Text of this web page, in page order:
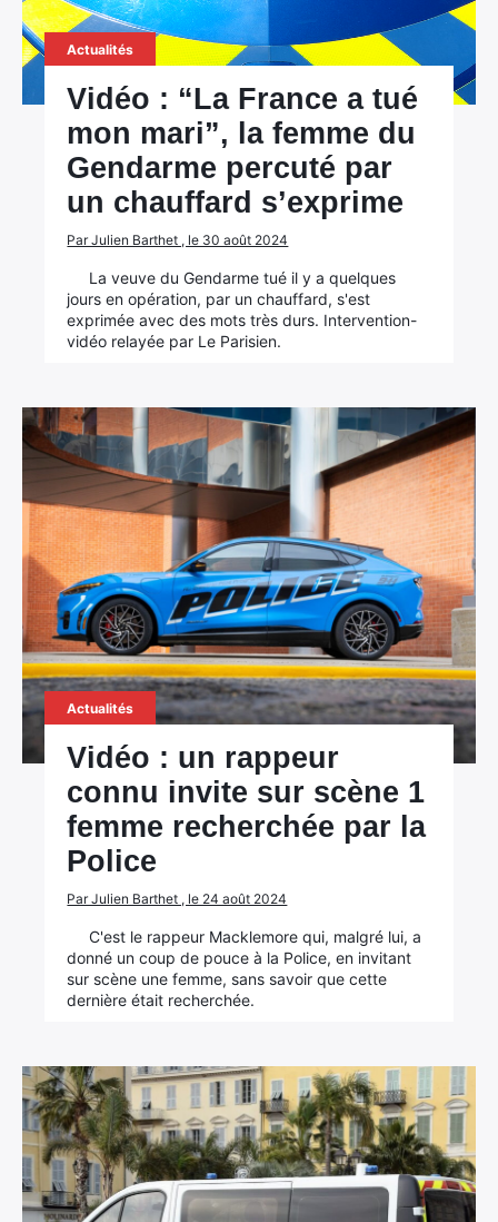
Actualités
Vidéo : “La France a tué
mon mari”, la femme du
Gendarme percuté par
un chauffard s’exprime
Par Julien Barthet , le 30 août 2024
La veuve du Gendarme tué il y a quelques
jours en opération, par un chauffard, s'est
exprimée avec des mots très durs. Intervention-
vidéo relayée par Le Parisien.
Actualités
Vidéo : un rappeur
connu invite sur scène 1
femme recherchée par la
Police
Par Julien Barthet , le 24 août 2024
C'est le rappeur Macklemore qui, malgré lui, a
donné un coup de pouce à la Police, en invitant
sur scène une femme, sans savoir que cette
dernière était recherchée.